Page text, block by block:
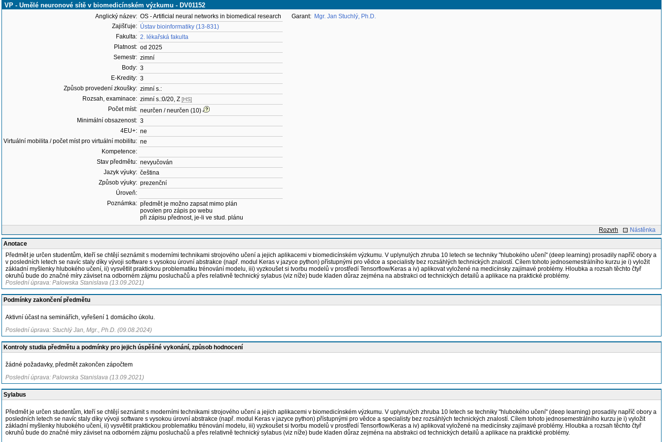
VP - Umělé neuronové sítě v biomedicínském výzkumu - DV01152
Anglický název: OS - Artificial neural networks in biomedical research
Zajišťuje: Ústav bioinformatiky (13-831)
Fakulta: 2. lékařská fakulta
Platnost: od 2025
Semestr: zimní
Body: 3
E-Kredity: 3
Způsob provedení zkoušky: zimní s.:
Rozsah, examinace: zimní s.:0/20, Z [HS]
Počet míst: neurčen / neurčen (10)
Minimální obsazenost: 3
4EU+: ne
Virtuální mobilita / počet míst pro virtuální mobilitu: ne
Kompetence:
Stav předmětu: nevyučován
Jazyk výuky: čeština
Způsob výuky: prezenční
Úroveň:
Poznámka: předmět je možno zapsat mimo plán
povolen pro zápis po webu
při zápisu přednost, je-li ve stud. plánu
Garant: Mgr. Jan Stuchlý, Ph.D.
Rozvrh
Nástěnka
Anotace
Předmět je určen studentům, kteří se chtějí seznámit s moderními technikami strojového učení a jejich aplikacemi v biomedicínském výzkumu. V uplynulých zhruba 10 letech se techniky "hlubokého učení" (deep learning) prosadily napříč obory a
v posledních letech se navíc staly díky vývoji software s vysokou úrovní abstrakce (např. modul Keras v jazyce python) přístupnými pro vědce a specialisty bez rozsáhlých technických znalostí. Cílem tohoto jednosemestrálního kurzu je i) vyložit
základní myšlenky hlubokého učení, ii) vysvětlit praktickou problematiku trénování modelu, iii) vyzkoušet si tvorbu modelů v prostředí Tensorflow/Keras a iv) aplikovat vyložené na medicínsky zajímavé problémy. Hloubka a rozsah těchto čtyř
okruhů bude do značné míry záviset na odborném zájmu posluchačů a přes relativně technický sylabus (viz níže) bude kladen důraz zejména na abstrakci od technických detailů a aplikace na praktické problémy.
Poslední úprava: Palowska Stanislava (13.09.2021)
Podmínky zakončení předmětu
Aktivní účast na seminářích, vyřešení 1 domácího úkolu.
Poslední úprava: Stuchlý Jan, Mgr., Ph.D. (09.08.2024)
Kontroly studia předmětu a podmínky pro jejich úspěšné vykonání, způsob hodnocení
žádné požadavky, předmět zakončen zápočtem
Poslední úprava: Palowska Stanislava (13.09.2021)
Sylabus
Předmět je určen studentům, kteří se chtějí seznámit s moderními technikami strojového učení a jejich aplikacemi v biomedicínském výzkumu. V uplynulých zhruba 10 letech se techniky "hlubokého učení" (deep learning) prosadily napříč obory a
posledních letech se navíc staly díky vývoji software s vysokou úrovní abstrakce (např. modul Keras v jazyce python) přístupnými pro vědce a specialisty bez rozsáhlých technických znalostí. Cílem tohoto jednosemestrálního kurzu je i) vyložit
základní myšlenky hlubokého učení, ii) vysvětlit praktickou problematiku trénování modelu, iii) vyzkoušet si tvorbu modelů v prostředí Tensorflow/Keras a iv) aplikovat vyložené na medicínsky zajímavé problémy. Hloubka a rozsah těchto čtyř
okruhů bude do značné míry záviset na odborném zájmu posluchačů a přes relativně technický sylabus (viz níže) bude kladen důraz zejména na abstrakci od technických detailů a aplikace na praktické problémy.